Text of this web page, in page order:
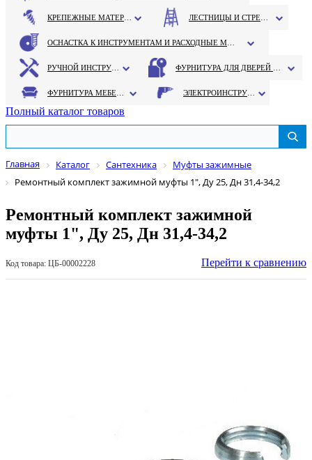
Полный каталог товаров
Главная Каталог Сантехника
Муфты зажимные
Ремонтный комплект зажимной муфты 1", Ду 25, Дн 31,4-34,2
Ремонтный комплект зажимной
муфты 1", Ду 25, Дн 31,4-34,2
Код товара: ЦБ-00002228 Перейти к сравнению